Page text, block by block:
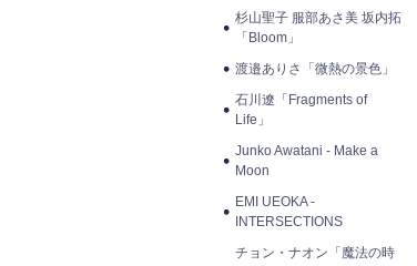
杉山聖子 服部あさ美 坂内拓
「Bloom」
渡邉ありさ「微熱の景色」
石川遼「Fragments of
Life」
Junko Awatani - Make a
Moon
EMI UEOKA -
INTERSECTIONS
チョン・ナオン「魔法の時